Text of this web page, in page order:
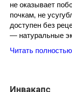
не оказывает
почкам, не
доступен без
— натуральные
Читать полностью
Инвакапс